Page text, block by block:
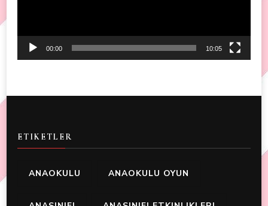
00:00 10:05
ETIKETLER
ANAOKULU ANAOKULU OYUN